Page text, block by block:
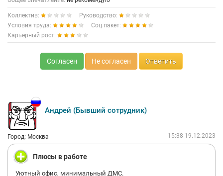
обговорили заранее, сказали можно дистанционно работать
на больничном, в итоге была вынуждена уйти на больничный
и выяснилось что дистанционно нельзя, а после выхода
поставили условия или год без больничных или до свидания.
Вопрос зачем брали и врали при устройстве на работу.
Выдернуть с прошлого места работы, а потом выкинуть
человека и оставить без работы у них в порядке нормы. При
увольнение вышестоящее руководство из Москвы даже не
собеседование расскажет кандидату на должность, что
влиться в работу необходимо за неделю и без какой-либо
помощи. Сотрудники знают только свой фронт работы, шаг
вправо, шаг влево у них стопор в связи с этим данные люди
обучать не умеют. А руководству в Москве следовало бы
присмотреться к своим сотрудникам и какой змеюшник у них
в коллективе.
Коллектив:
Руководство:
Условия труда:
Соц.пакет:
Карьерный рост:
Согласен Не согласен Ответить
Андрей (Бывший сотрудник)
Город: Москва 15:38 19.12.2023
Плюсы в работе
Уютный офис, минимальный ДМС.